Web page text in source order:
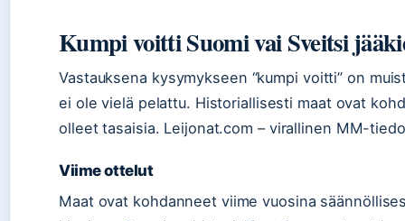
Kumpi voitti Suomi vai Sveitsi
Vastauksena kysymykseen “kumpi voitti” on
ei ole vielä pelattu. Historiallisesti maat ovat
olleet tasaisia. Leijonat.com – virallinen MM-
Viime ottelut
Maat ovat kohdanneet viime vuosina